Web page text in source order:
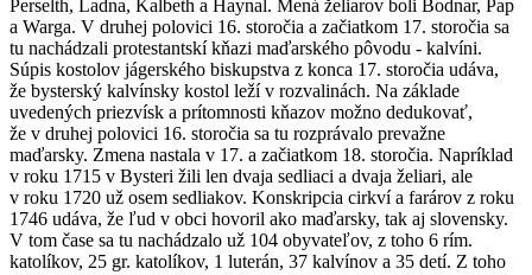
Perselth, Ladna, Kalbeth a Haynal. Mená želiarov boli Bodnar, Pap
a Warga. V druhej polovici 16. storočia a začiatkom 17. storočia sa
tu nachádzali protestantskí kňazi maďarského pôvodu - kalvíni.
Súpis kostolov jágerského biskupstva z konca 17. storočia udáva,
že bysterský kalvínsky kostol leží v rozvalinách. Na základe
uvedených priezvísk a prítomnosti kňazov možno dedukovať,
že v druhej polovici 16. storočia sa tu rozprávalo prevažne
maďarsky. Zmena nastala v 17. a začiatkom 18. storočia. Napríklad
v roku 1715 v Bysteri žili len dvaja sedliaci a dvaja želiari, ale
v roku 1720 už osem sedliakov. Konskripcia cirkví a farárov z roku
1746 udáva, že ľud v obci hovoril ako maďarsky, tak aj slovensky.
V tom čase sa tu nachádzalo už 104 obyvateľov, z toho 6 rím.
katolíkov, 25 gr. katolíkov, 1 luterán, 37 kalvínov a 35 detí. Z toho